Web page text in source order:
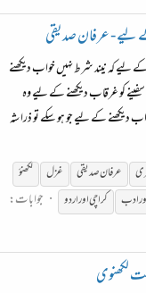
لیے - عرفان صدیقی
لیے کہ نیند شرط نہیں خواب دیکھنے
کو غرقاب دیکھنے کے لیے وہ
کے لیے جو ہو سکے تو ذرا شہ
عرفان صدیقی غزل
لکھنؤ
ادب کراچیاوراردو
جوابات:
لکھنوی